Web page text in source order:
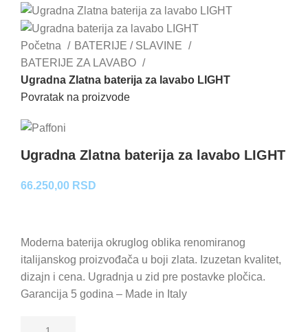
Početna
BATERIJE / SLAVINE
BATERIJE ZA LAVABO
Ugradna Zlatna baterija za lavabo LIGHT
Povratak na proizvode
Ugradna Zlatna baterija za lavabo LIGHT
66.250,00 RSD
Moderna baterija okruglog oblika renomiranog
italijanskog proizvođača u boji zlata. Izuzetan kvalitet,
dizajn i cena. Ugradnja u zid pre postavke pločica.
Garancija 5 godina – Made in Italy